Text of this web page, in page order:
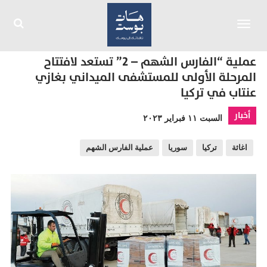
عملية “الفارس الشهم – 2” تستعد لافتتاح
المرحلة الأولى للمستشفى الميداني بغازي
عنتاب في تركيا
أخبار السبت ١١ فبراير ٢٠٢٣
اغاثة تركيا سوريا عملية الفارس الشهم